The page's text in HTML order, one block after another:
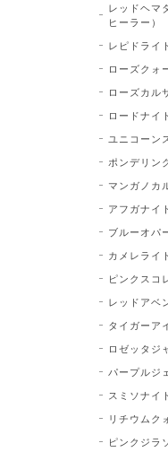
レッドヘマ
ヒーラー）
レピドライ
ローズクォ
ローズカル
ロードナイ
ユニコーン
ポンデリン
マンガノカ
アフガナイ
ブルーオパ
カメレライ
ピンクスコ
レッドアベ
タイガーア
ロゼッタジ
パープルジ
スミソナイ
リチウムク
ピンクジラ